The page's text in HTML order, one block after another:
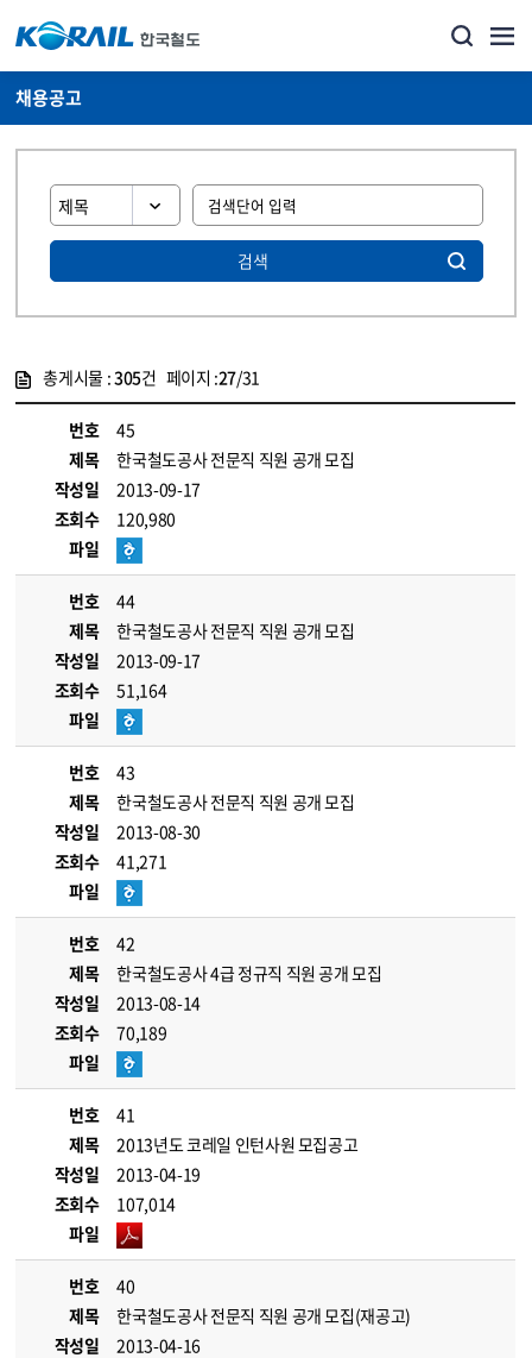
채용공고
검색
총게시물 :305건 페이지 :27/31
번호
45
제목
한국철도공사 전문직 직원 공개 모집
작성일
2013-09-17
조회수
120,980
파일
번호
44
제목
한국철도공사 전문직 직원 공개 모집
작성일
2013-09-17
조회수
51,164
파일
번호
43
제목
한국철도공사 전문직 직원 공개 모집
작성일
2013-08-30
조회수
41,271
파일
번호
42
제목
한국철도공사 4급 정규직 직원 공개 모집
작성일
2013-08-14
조회수
70,189
파일
번호
41
제목
2013년도 코레일 인턴사원 모집공고
작성일
2013-04-19
조회수
107,014
파일
번호
40
제목
한국철도공사 전문직 직원 공개 모집(재공고)
작성일
2013-04-16